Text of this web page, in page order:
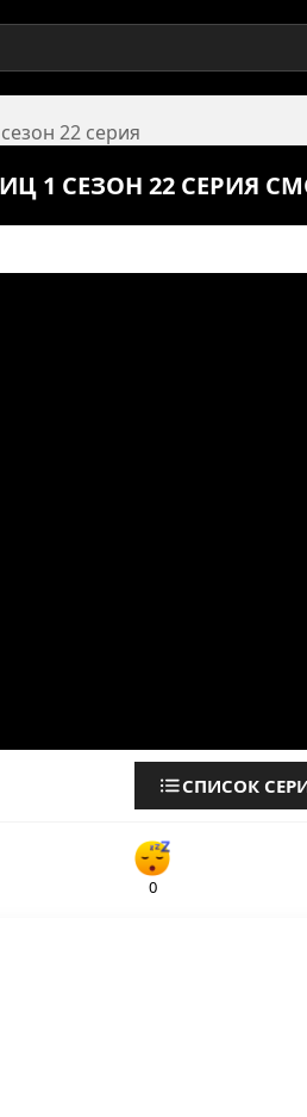
22 серия
1 СЕЗОН 22 СЕРИЯ
СПИСОК
0